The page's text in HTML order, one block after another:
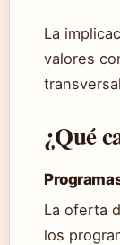
La
valores
¿Qué
La oferta
los